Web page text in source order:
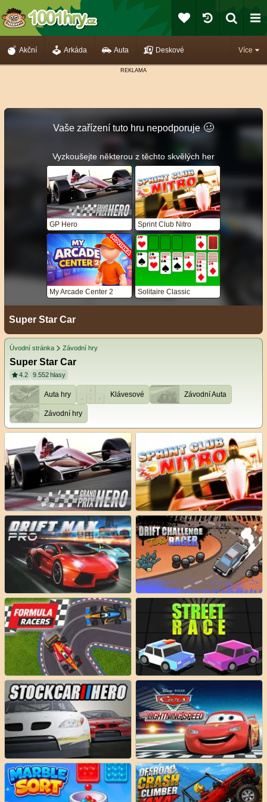
Více
Akční Arkáda Auta Deskové
Vaše zařízení tuto hru nepodporuje 🥴️
Vyzkoušejte některou z těchto skvělých her
GP Hero Sprint Club Nitro
My Arcade Center 2 Solitaire Classic
Super Star Car
Úvodní stránka Závodní hry
Super Star Car
4.2 9.552 hlasy
Auta hry Klávesové Závodní Auta
Závodní hry